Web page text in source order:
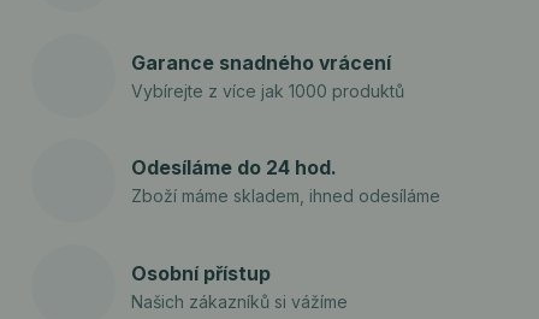
Garance snadného vrácení
Vybírejte z více jak 1000 produktů
Odesíláme do 24 hod.
Zboží máme skladem, ihned odesíláme
Osobní přístup
Našich zákazníků si vážíme